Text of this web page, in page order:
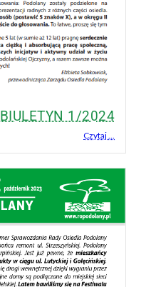
BIULETYN 1/2024
Czytaj ...